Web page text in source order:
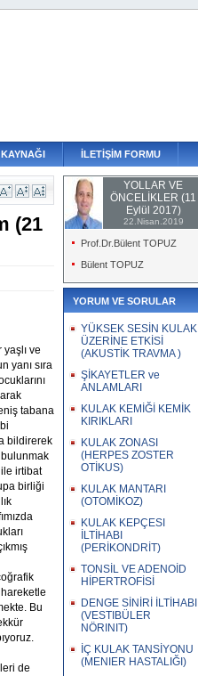
İLETİŞİM FORMU
(21
ve
yanı sıra
tabana
bildirerek
bulunmak
irtibat
birliği
hareketle
Bu
de
YOLLAR VE
ÖNCELİKLER (11
Eylül 2017)
22.Nisan.2019
Prof.Dr.Bülent TOPUZ
Bülent TOPUZ
YORUM VE SORULAR
YÜKSEK SESİN KULAK
ÜZERİNE ETKİSİ
(AKUSTİK TRAVMA )
ŞİKAYETLER ve
ANLAMLARI
KULAK KEMİĞİ KEMİK
KIRIKLARI
KULAK ZONASI
(HERPES ZOSTER
OTİKUS)
KULAK MANTARI
(OTOMİKOZ)
KULAK KEPÇESI
İLTİHABI
(PERİKONDRİT)
TONSİL VE ADENOİD
HİPERTROFİSİ
DENGE SİNİRİ İLTİHABI
(VESTIBÜLER
NÖRINIT)
İÇ KULAK TANSİYONU
(MENIER HASTALIĞI)